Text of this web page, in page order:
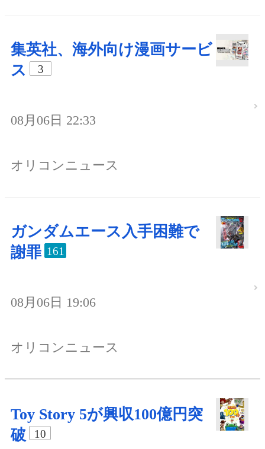
集英社、海外向け漫画サービ
ス
3
08月06日 22:33
オリコンニュース
ガンダムエース入手困難で
謝罪 161
08月06日 19:06
オリコンニュース
Toy Story 5が興収100億円突
破
10